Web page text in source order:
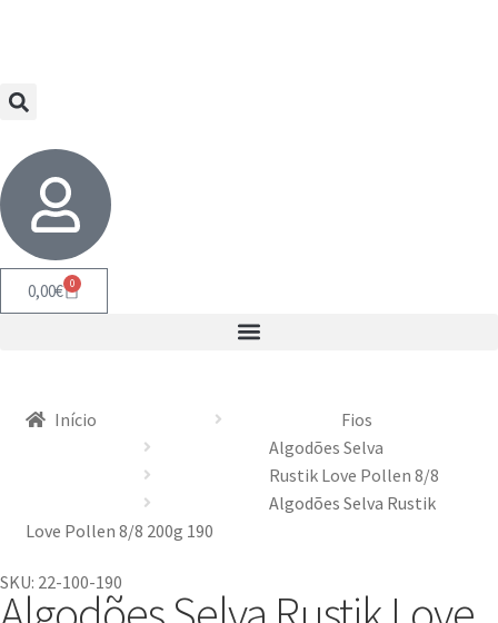
0,00€ 0
Início
Fios
Algodões Selva
Rustik Love Pollen 8/8
Algodões Selva Rustik
Love Pollen 8/8 200g 190
SKU: 22-100-190